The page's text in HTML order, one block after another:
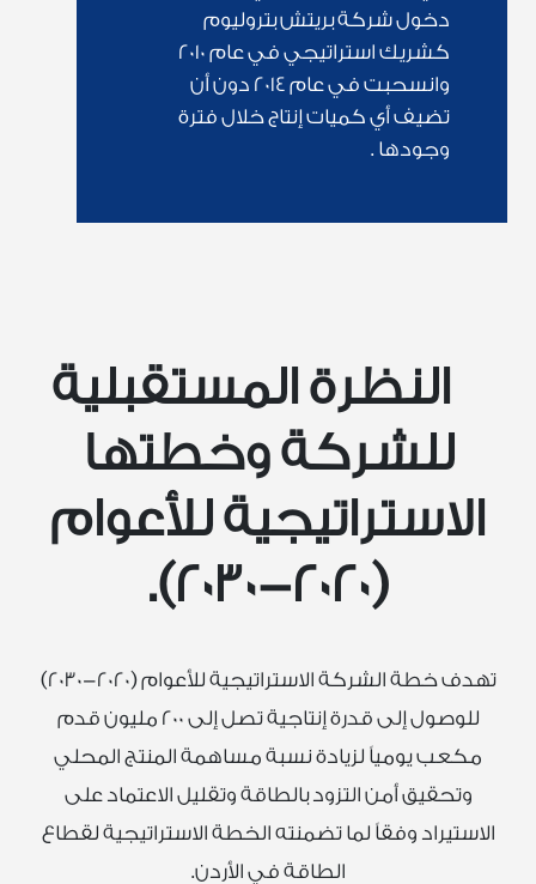
دخول شركة بريتش بتروليوم
كشريك استراتيجي في عام 2010
وانسحبت في عام 2014 دون أن
تضيف أي كميات إنتاج خلال فترة
وجودها .
النظرة المستقبلية
للشركة وخطتها
الاستراتيجية للأعوام
(2020-2030).
تهدف خطة الشركة الاستراتيجية للأعوام (2020-2030)
للوصول إلى قدرة إنتاجية تصل إلى 200 مليون قدم
مكعب يومياً لزيادة نسبة مساهمة المنتج المحلي
وتحقيق أمن التزود بالطاقة وتقليل الاعتماد على
الاستيراد وفقاً لما تضمنته الخطة الاستراتيجية لقطاع
الطاقة في الأردن.